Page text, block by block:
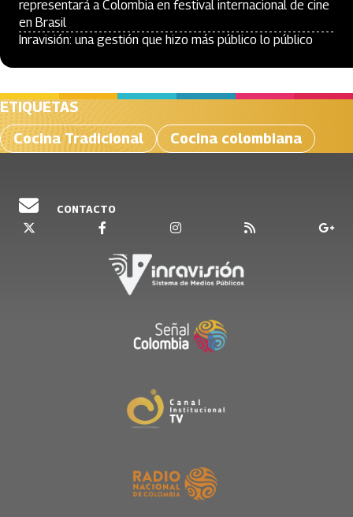
representará a Colombia en festival internacional de cine
en Brasil
Inravisión: una gestión que hizo más público lo público
ETIQUETAS
Cocina Tradicional
Cocina colombiana
CONTACTO